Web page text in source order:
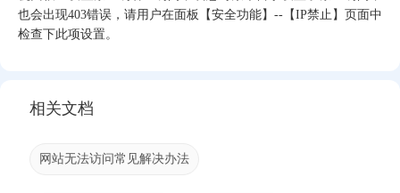
也会出现403错误，请用户在面板【安全功能】--【IP禁止】页面中
检查下此项设置。
相关文档
网站无法访问常见解决办法